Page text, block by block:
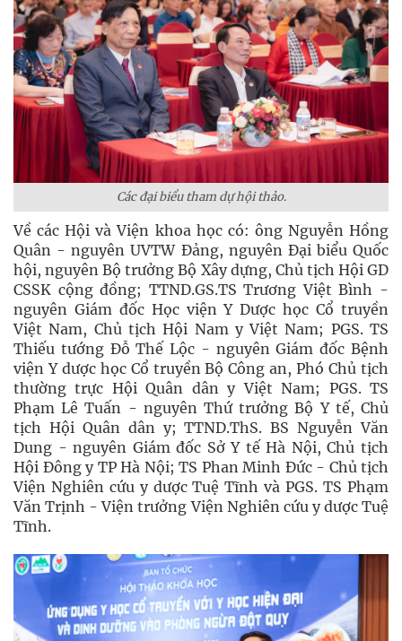
Các đại biểu tham dự hội thảo.
Về các Hội và Viện khoa học có: ông Nguyễn Hồng
Quân - nguyên UVTW Đảng, nguyên Đại biểu Quốc
hội, nguyên Bộ trưởng Bộ Xây dựng, Chủ tịch Hội GD
CSSK cộng đồng; TTND.GS.TS Trương Việt Bình -
nguyên Giám đốc Học viện Y Dược học Cổ truyền
Việt Nam, Chủ tịch Hội Nam y Việt Nam; PGS. TS
Thiếu tướng Đỗ Thế Lộc - nguyên Giám đốc Bệnh
viện Y dược học Cổ truyền Bộ Công an, Phó Chủ tịch
thường trực Hội Quân dân y Việt Nam; PGS. TS
Phạm Lê Tuấn - nguyên Thứ trưởng Bộ Y tế, Chủ
tịch Hội Quân dân y; TTND.ThS. BS Nguyễn Văn
Dung - nguyên Giám đốc Sở Y tế Hà Nội, Chủ tịch
Hội Đông y TP Hà Nội; TS Phan Minh Đức - Chủ tịch
Viện Nghiên cứu y dược Tuệ Tĩnh và PGS. TS Phạm
Văn Trịnh - Viện trưởng Viện Nghiên cứu y dược Tuệ
Tĩnh.